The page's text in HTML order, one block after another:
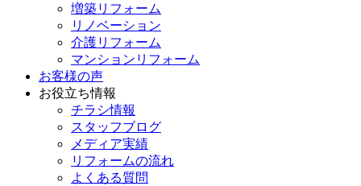
増築リフォーム
リノベーション
介護リフォーム
マンションリフォーム
お客様の声
お役立ち情報
チラシ情報
スタッフブログ
メディア実績
リフォームの流れ
よくある質問